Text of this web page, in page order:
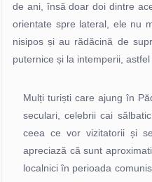
de ani, însă doar doi dintre
orientate spre lateral, ele nu
nisipos și au rădăcină de
puternice și la intemperii,
Mulți turiști care ajung în
seculari, celebrii cai
ceea ce vor vizitatorii și
apreciază că sunt
localnici în perioada